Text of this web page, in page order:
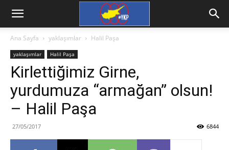
Ana Sayfa yaklaşımlar Halil Paşa
yaklaşımlar Halil Paşa
Kirlettiğimiz Girne,
yurdumuza “armağan” olsun!
– Halil Paşa
27/05/2017 6844